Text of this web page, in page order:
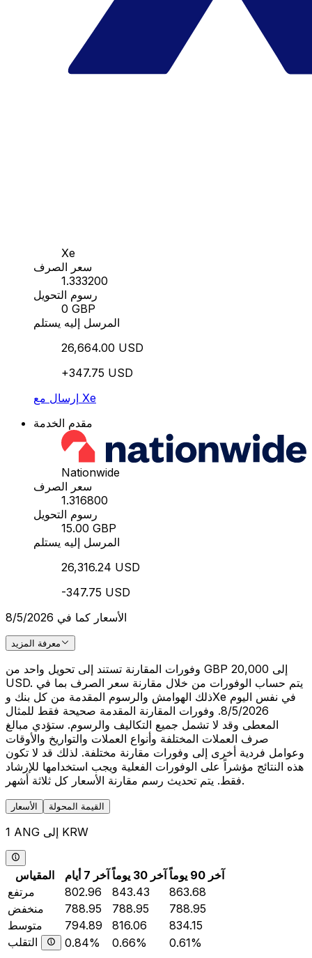
Xe
سعر الصرف
1.333200
رسوم التحويل
0 GBP
المرسل إليه يستلم
26,664.00 USD
+347.75 USD
إرسال مع Xe
مقدم الخدمة
Nationwide
سعر الصرف
1.316800
رسوم التحويل
15.00 GBP
المرسل إليه يستلم
26,316.24 USD
-347.75 USD
الأسعار كما في 8/5/2026
معرفة المزيد
وفورات المقارنة تستند إلى تحويل واحد من GBP 20,000 إلى
USD. يتم حساب الوفورات من خلال مقارنة سعر الصرف بما في
ذلك الهوامش والرسوم المقدمة من كل بنك وXe في نفس اليوم
8/5/2026. وفورات المقارنة المقدمة صحيحة فقط للمثال
المعطى وقد لا تشمل جميع التكاليف والرسوم. ستؤدي مبالغ
صرف العملات المختلفة وأنواع العملات والتواريخ والأوقات
وعوامل فردية أخرى إلى وفورات مقارنة مختلفة. لذلك قد لا تكون
هذه النتائج مؤشراً على الوفورات الفعلية ويجب استخدامها للإرشاد
فقط. يتم تحديث رسم مقارنة الأسعار كل ثلاثة أشهر.
الأسعار القيمة المحولة
1 ANG إلى KRW
المقياس آخر 7 أيام آخر 30 يوماً
آخر 90 يوماً
مرتفع
802.96 843.43
863.68
منخفض
788.95 788.95
788.95
متوسط
794.89 816.06
834.15
التقلب
0.84% 0.66% 0.61%